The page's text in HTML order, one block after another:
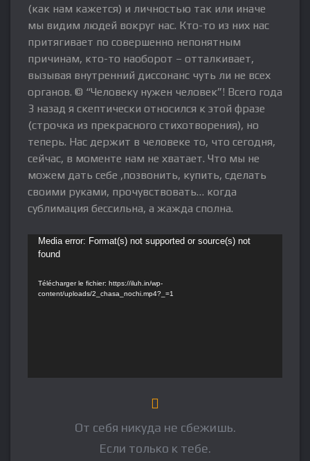
(как нам кажется) и личностью так или иначе
мы видим людей вокруг нас. Кто-то из них нас
притягивает по совершенно непонятным
причинам, кто-то наоборот – отталкивает,
вызывая внутренний диссонанс чуть ли не всех
органов. © “Человеку нужен человек”! Всего года
3 назад я скептически относился к этой фразе
(строчка из прекрасного стихотворения), но
теперь. Нас держит в человеке то, что сегодня,
сейчас, в моменте нам не хватает. Что мы не
можем дать себе ,позвонить, купить, сделать
своими руками, прочувствовать… когда
сублимация бессильна, а жажда сполна.
Media error: Format(s) not supported or source(s) not
found
Télécharger le fichier: https://iluh.in/wp-
content/uploads/2_chasa_nochi.mp4?_=1
От себя никуда не сбежишь.
Если только к тебе.